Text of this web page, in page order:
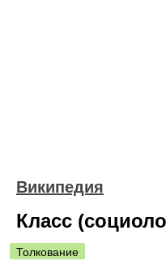
Википедия
Класс
Толкование